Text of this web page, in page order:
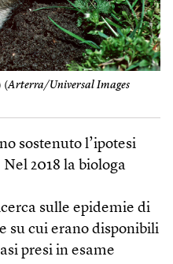
(Arterra/Universal Images
sostenuto l’ipotesi
2018 la biologa
sulle epidemie di
su cui erano disponibili
presi in esame